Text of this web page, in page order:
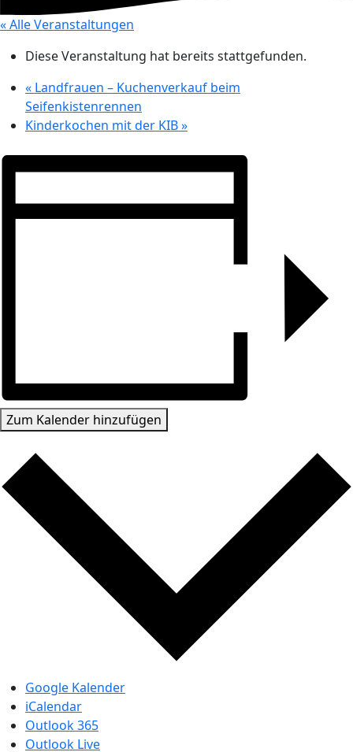
« Alle Veranstaltungen
Diese Veranstaltung hat bereits stattgefunden.
« Landfrauen – Kuchenverkauf beim
Seifenkistenrennen
Kinderkochen mit der KIB»
Zum Kalender hinzufügen
Google Kalender
iCalendar
Outlook 365
Outlook Live